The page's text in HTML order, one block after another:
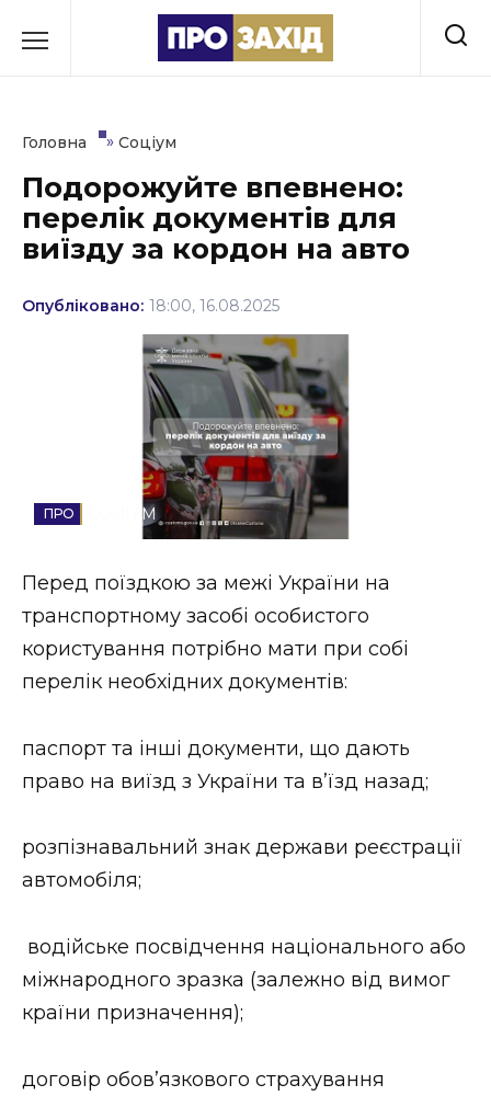
до
Культура
Освіта
Події
Стиль життя
Втрачений Ужгород (відеоверсія)
ВІДЕО
Головна » Соціум
Подорожуйте впевнено:
перелік документів для
виїзду за кордон на авто
Опубліковано: 18:00, 16.08.2025
СОЦІУМ
Перед поїздкою за межі України на
транспортному засобі особистого
користування потрібно мати при собі
перелік необхідних документів:
паспорт та інші документи, що дають
право на виїзд з України та в’їзд назад;
розпізнавальний знак держави реєстрації
автомобіля;
водійське посвідчення національного або
міжнародного зразка (залежно від вимог
країни призначення);
договір обов’язкового страхування